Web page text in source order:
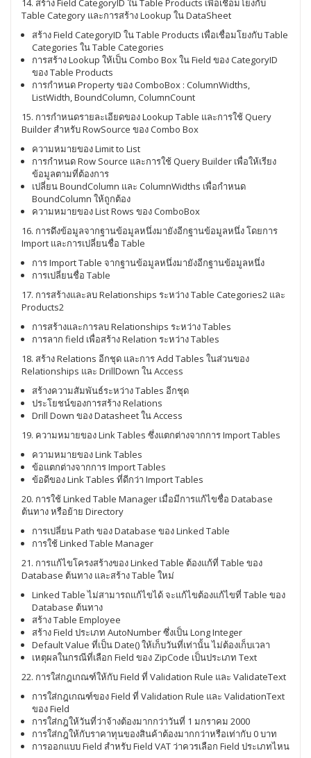
14. สร้าง Field CategoryID ใน Table Products เพื่อเชื่อมโยงกับ
Table Category และการสร้าง Lookup ใน DataSheet
สร้าง Field CategoryID ใน Table Products เพื่อเชื่อมโยงกับ Table
Categories ใน Table Categories
การสร้าง Lookup ให้เป็น Combo Box ใน Field ของ CategoryID
ของ Table Products
การกำหนด Property ของ ComboBox : ColumnWidths,
ListWidth, BoundColumn, ColumnCount
15. การกำหนดรายละเอียดของ Lookup Table และการใช้ Query
Builder สำหรับ RowSource ของ Combo Box
ความหมายของ Limit to List
การกำหนด Row Source และการใช้ Query Builder เพื่อให้เรียง
ข้อมูลตามที่ต้องการ
เปลี่ยน BoundColumn และ ColumnWidths เพื่อกำหนด
BoundColumn ให้ถูกต้อง
ความหมายของ List Rows ของ ComboBox
16. การดึงข้อมูลจากฐานข้อมูลหนึ่งมายังอีกฐานข้อมูลหนึ่ง โดยการ
Import และการเปลี่ยนชื่อ Table
การ Import Table จากฐานข้อมูลหนึ่งมายังอีกฐานข้อมูลหนึ่ง
การเปลี่ยนชื่อ Table
17. การสร้างและลบ Relationships ระหว่าง Table Categories2 และ
Products2
การสร้างและการลบ Relationships ระหว่าง Tables
การลาก field เพื่อสร้าง Relation ระหว่าง Tables
18. สร้าง Relations อีกชุด และการ Add Tables ในส่วนของ
Relationships และ DrillDown ใน Access
สร้างความสัมพันธ์ระหว่าง Tables อีกชุด
ประโยชน์ของการสร้าง Relations
Drill Down ของ Datasheet ใน Access
19. ความหมายของ Link Tables ซึ่งแตกต่างจากการ Import Tables
ความหมายของ Link Tables
ข้อแตกต่างจากการ Import Tables
ข้อดีของ Link Tables ที่ดีกว่า Import Tables
20. การใช้ Linked Table Manager เมื่อมีการแก้ไขชื่อ Database
ต้นทาง หรือย้าย Directory
การเปลี่ยน Path ของ Database ของ Linked Table
การใช้ Linked Table Manager
21. การแก้ไขโครงสร้างของ Linked Table ต้องแก้ที่ Table ของ
Database ต้นทาง และสร้าง Table ใหม่
Linked Table ไม่สามารถแก้ไขได้ จะแก้ไขต้องแก้ไขที่ Table ของ
Database ต้นทาง
สร้าง Table Employee
สร้าง Field ประเภท AutoNumber ซึ่งเป็น Long Integer
Default Value ที่เป็น Date() ให้เก็บวันที่เท่านั้น ไม่ต้องเก็บเวลา
เหตุผลในกรณีที่เลือก Field ของ ZipCode เป็นประเภท Text
22. การใส่กฎเกณฑ์ให้กับ Field ที่ Validation Rule และ ValidateText
การใส่กฎเกณฑ์ของ Field ที่ Validation Rule และ ValidationText
ของ Field
การใส่กฎให้วันที่ว่าจ้างต้องมากกว่าวันที่ 1 มกราคม 2000
การใส่กฎให้กับราคาทุนของสินค้าต้องมากกว่าหรือเท่ากับ 0 บาท
การออกแบบ Field สำหรับ Field VAT ว่าควรเลือก Field ประเภทไหน